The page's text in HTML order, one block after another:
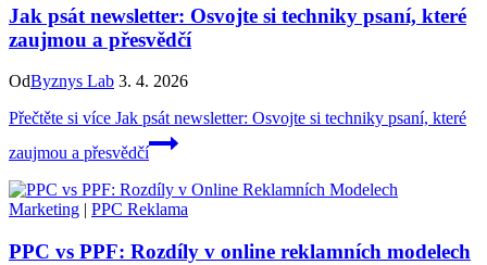
Jak psát newsletter: Osvojte si techniky psaní, které
zaujmou a přesvědčí
OdByznys Lab 3. 4. 2026
Přečtěte si více Jak psát newsletter: Osvojte si techniky psaní, které
zaujmou a přesvědčí
Marketing | PPC Reklama
PPC vs PPF: Rozdíly v online reklamních modelech